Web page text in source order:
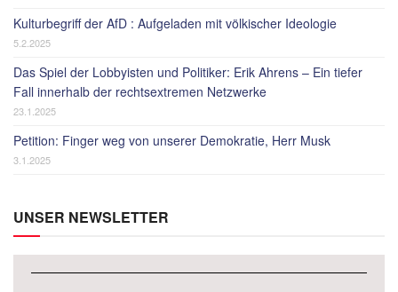
Kulturbegriff der AfD : Aufgeladen mit völkischer Ideologie
5.2.2025
Das Spiel der Lobbyisten und Politiker: Erik Ahrens – Ein tiefer
Fall innerhalb der rechtsextremen Netzwerke
23.1.2025
Petition: Finger weg von unserer Demokratie, Herr Musk
3.1.2025
UNSER NEWSLETTER